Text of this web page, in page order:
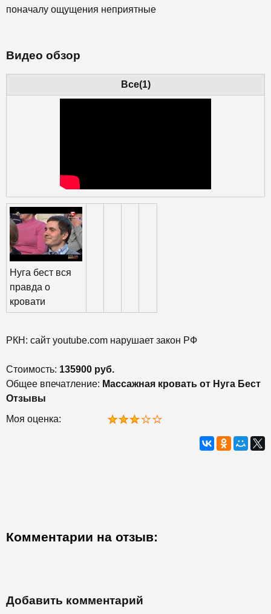
поначалу ощущения неприятные
Видео обзор
Все(1)
Нуга бест вся
правда о
кровати
РКН: сайт youtube.com нарушает закон РФ
Стоимость: 135900 руб.
Общее впечатление: Массажная кровать от Нуга Бест
Отзывы
Моя оценка:
Комментарии на отзыв:
Добавить комментарий